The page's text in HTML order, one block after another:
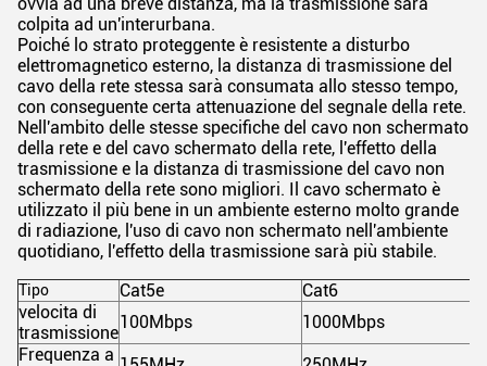
colpita ad un'interurbana.
Poiché lo strato proteggente è resistente a disturbo
elettromagnetico esterno, la distanza di trasmissione del
cavo della rete stessa sarà consumata allo stesso tempo,
con conseguente certa attenuazione del segnale della rete.
Nell'ambito delle stesse specifiche del cavo non schermato
della rete e del cavo schermato della rete, l'effetto della
trasmissione e la distanza di trasmissione del cavo non
schermato della rete sono migliori. Il cavo schermato è
utilizzato il più bene in un ambiente esterno molto grande
di radiazione, l'uso di cavo non schermato nell'ambiente
quotidiano, l'effetto della trasmissione sarà più stabile.
Tipo Cat5e Cat6
velocita di
trasmissione
100Mbps 1000Mbps
Frequenza a